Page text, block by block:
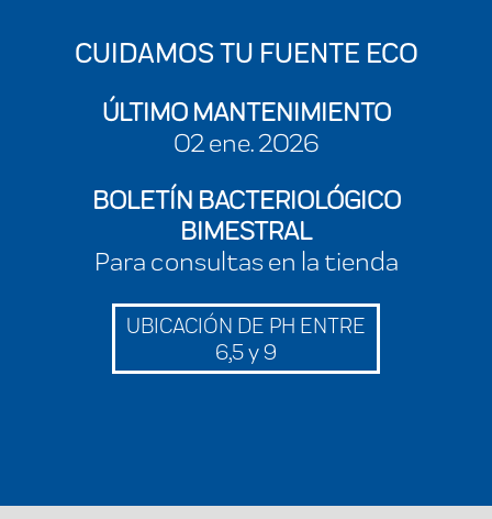
CUIDAMOS TU FUENTE ECO
ÚLTIMO MANTENIMIENTO
02 ene. 2026
BOLETÍN BACTERIOLÓGICO
BIMESTRAL
Para consultas en la tienda
UBICACIÓN DE PH ENTRE
6,5 y 9